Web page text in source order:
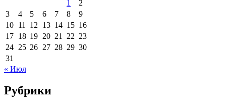
1
2
3
4 5 6 7 8
9
10 11 12 13 14 15 16
17 18 19 20 21 22 23
24 25 26 27 28 29 30
31
« Июл
Рубрики